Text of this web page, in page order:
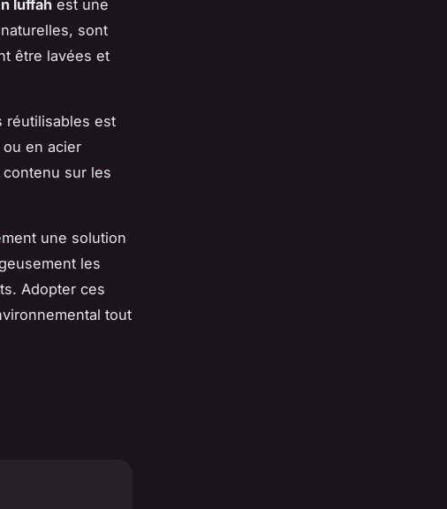
luffah est une
sont
être lavées et
réutilisables est
en acier
sur les
une solution
les
Adopter ces
tout